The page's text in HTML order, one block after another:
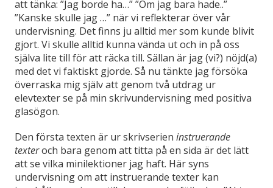
att tänka: ”Jag borde ha…” ”Om jag bara hade..”
”Kanske skulle jag …” när vi reflekterar över vår
undervisning. Det finns ju alltid mer som kunde blivit
gjort. Vi skulle alltid kunna vända ut och in på oss
själva lite till för att räcka till. Sällan är jag (vi?) nöjd(a)
med det vi faktiskt gjorde. Så nu tänkte jag försöka
överraska mig själv att genom två utdrag ur
elevtexter se på min skrivundervisning med positiva
glasögon.
Den första texten är ur skrivserien instruerande
texteroch bara genom att titta på en sida är det lätt
att se vilka minilektioner jag haft. Här syns
undervisning om att instruerande texter kan